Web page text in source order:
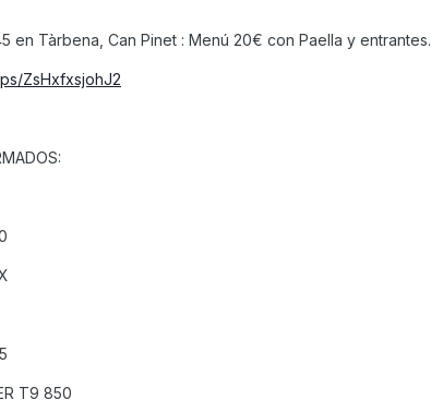
en Tàrbena, Can Pinet : Menú 20€ con Paella y entrantes.
ZsHxfxsjohJ2
T9 850